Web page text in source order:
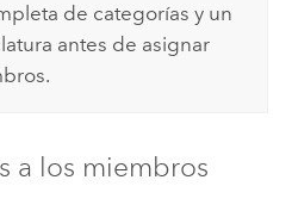
de categorías y un
antes de asignar
a los miembros